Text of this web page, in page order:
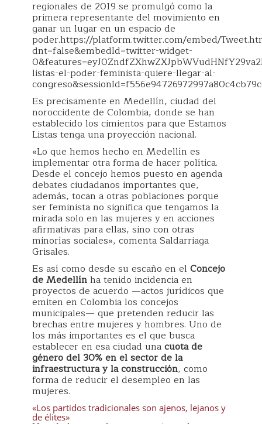
regionales de 2019 se promulgó como la
primera representante del movimiento en
ganar un lugar en un espacio de
poder.https://platform.twitter.com/embed/
dnt=false&embedId=twitter-widget-
listas-el-poder-feminista-quiere-llegar-al-
Es precisamente en Medellín, ciudad del
noroccidente de Colombia, donde se han
establecido los cimientos para que Estamos
Listas tenga una proyección nacional.
«Lo que hemos hecho en Medellín es
implementar otra forma de hacer política.
Desde el concejo hemos puesto en agenda
debates ciudadanos importantes que,
además, tocan a otras poblaciones porque
ser feminista no significa que tengamos la
mirada solo en las mujeres y en acciones
afirmativas para ellas, sino con otras
minorías sociales», comenta Saldarriaga
Grisales.
Es así como desde su escaño en el Concejo
de Medellínha tenido incidencia en
proyectos de acuerdo —actos jurídicos que
emiten en Colombia los concejos
municipales— que pretenden reducir las
brechas entre mujeres y hombres. Uno de
los más importantes es el que busca
establecer en esa ciudad unacuota de
género del 30% en el sector de la
infraestructura y la construcción, como
forma de reducir el desempleo en las
mujeres.
«Los partidos tradicionales son ajenos, lejanos y
de élites»